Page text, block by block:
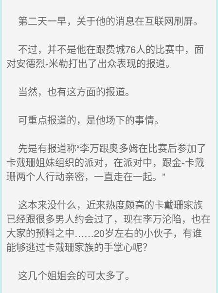
第二天一早，关于他的消息在互联网刷屏。
不过，并不是他在跟费城76人的比赛中，面
对安德烈-米勒打出了出众表现的报道。
当然，也有这方面的报道。
可重点报道的，是他场下的事情。
先是有报道称“李万跟奥多姆在比赛后参加了
卡戴珊姐妹组织的派对，在派对中，跟金-卡戴
珊两个人行动亲密，一直走在一起。”
这本来没什么，近来热度颇高的卡戴珊家族
已经跟很多男人约会过了，现在李万沦陷，也在
大家的预料之中……20岁左右的小伙子，有谁
能够逃过卡戴珊家族的手掌心呢？
这几个姐姐会的可太多了。